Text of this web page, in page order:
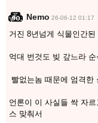
Nemo 26-06-12 01:17
거진 8년넘게 식물인간
억대 번것도 빚 갚느라 순
빨없는놈 때문에 엄격한
언론이 이 사실들 싹 자
스 맞춰서